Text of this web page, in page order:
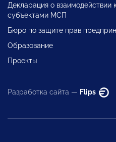
Декларация о взаимодействии
субъектами МСП
Бюро по защите прав
Образование
Проекты
Разработка сайта — Flips